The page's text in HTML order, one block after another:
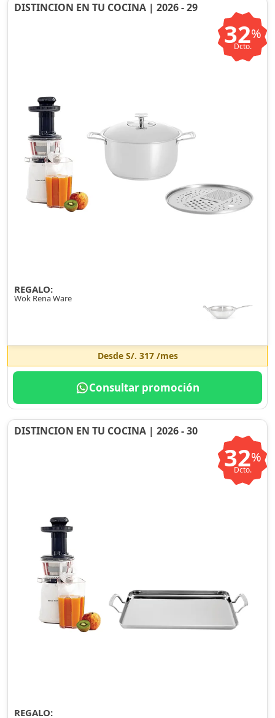
DISTINCION EN TU COCINA | 2026 - 29
32%
Dcto.
REGALO:
Wok Rena Ware
Desde S/. 317/mes
Consultar promoción
DISTINCION EN TU COCINA | 2026 - 30
32%
Dcto.
REGALO: